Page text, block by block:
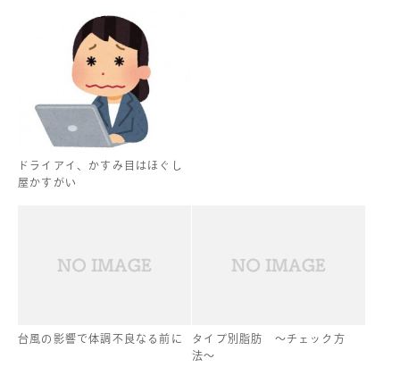
ドライアイ、かすみ目はほぐし
屋かすがい
台風の影響で体調不良なる前に
タイプ別脂肪 〜チェック方
法〜